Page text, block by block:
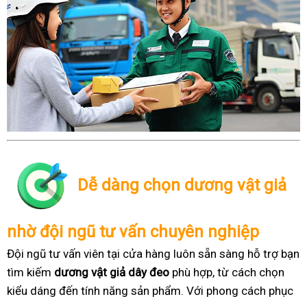
Dễ dàng chọn dương vật giả
nhờ đội ngũ tư vấn chuyên nghiệp
Đội ngũ tư vấn viên tại cửa hàng luôn sẵn sàng hỗ trợ bạn
tìm kiếm dương vật giả dây đeo phù hợp, từ cách chọn
kiểu dáng đến tính năng sản phẩm. Với phong cách phục